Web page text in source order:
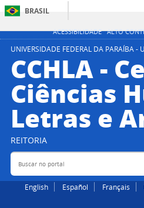
ACESSIBILIDADE ALTO
BRASIL
UNIVERSIDADE FEDERAL DA PARAÍBA -
CCHLA -
Ciências
Letras e
REITORIA
Buscar no portal
English Español Français